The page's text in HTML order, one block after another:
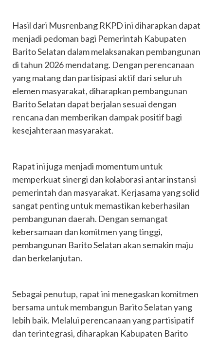
Hasil dari Musrenbang RKPD ini diharapkan dapat
menjadi pedoman bagi Pemerintah Kabupaten
Barito Selatan dalam melaksanakan pembangunan
di tahun 2026 mendatang. Dengan perencanaan
yang matang dan partisipasi aktif dari seluruh
elemen masyarakat, diharapkan pembangunan
Barito Selatan dapat berjalan sesuai dengan
rencana dan memberikan dampak positif bagi
kesejahteraan masyarakat.
Rapat ini juga menjadi momentum untuk
memperkuat sinergi dan kolaborasi antar instansi
pemerintah dan masyarakat. Kerjasama yang solid
sangat penting untuk memastikan keberhasilan
pembangunan daerah. Dengan semangat
kebersamaan dan komitmen yang tinggi,
pembangunan Barito Selatan akan semakin maju
dan berkelanjutan.
Sebagai penutup, rapat ini menegaskan komitmen
bersama untuk membangun Barito Selatan yang
lebih baik. Melalui perencanaan yang partisipatif
dan terintegrasi, diharapkan Kabupaten Barito